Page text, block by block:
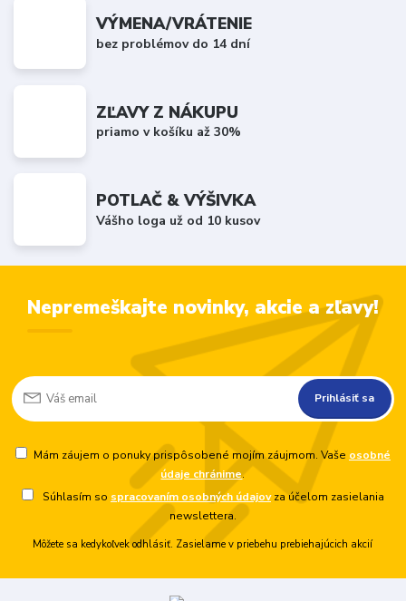
VÝMENA/VRÁTENIE
bez problémov do 14 dní
ZĽAVY Z NÁKUPU
priamo v košíku až 30%
POTLAČ & VÝŠIVKA
Vášho loga už od 10 kusov
Nepremeškajte novinky, akcie a zľavy!
Prihlásiť sa
Mám záujem o ponuky prispôsobené mojím záujmom. Vaše osobné
údaje chránime.
Súhlasím so spracovaním osobných údajovza účelom zasielania
newslettera.
Môžete sa kedykoľvek odhlásiť. Zasielame v priebehu prebiehajúcich akcií